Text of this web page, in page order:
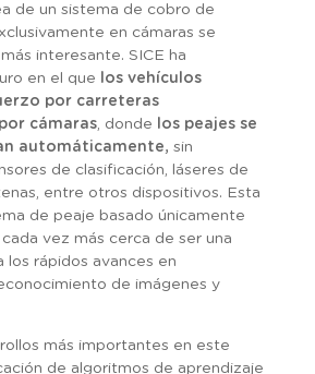
de un sistema de cobro de
en cámaras se
interesante. SICE ha
en el que
los vehículos
por carreteras
cámaras, donde
los peajes se
automáticamente, sin
de clasificación, láseres de
entre otros dispositivos. Esta
de peaje basado únicamente
vez más cerca de ser una
los rápidos avances en
de imágenes y
más importantes en este
de algoritmos de aprendizaje